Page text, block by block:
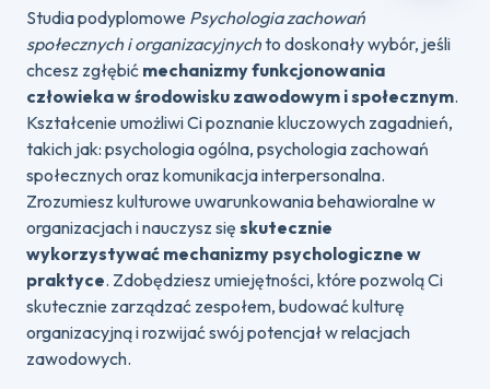
Studia podyplomowe Psychologia zachowań
społecznych i organizacyjnychto doskonały wybór, jeśli
chcesz zgłębić mechanizmy funkcjonowania
człowieka w środowisku zawodowym i społecznym.
Kształcenie umożliwi Ci poznanie kluczowych zagadnień,
takich jak: psychologia ogólna, psychologia zachowań
społecznych oraz komunikacja interpersonalna.
Zrozumiesz kulturowe uwarunkowania behawioralne w
organizacjach i nauczysz się skutecznie
wykorzystywać mechanizmy psychologiczne w
praktyce. Zdobędziesz umiejętności, które pozwolą Ci
skutecznie zarządzać zespołem, budować kulturę
organizacyjną i rozwijać swój potencjał w relacjach
zawodowych.